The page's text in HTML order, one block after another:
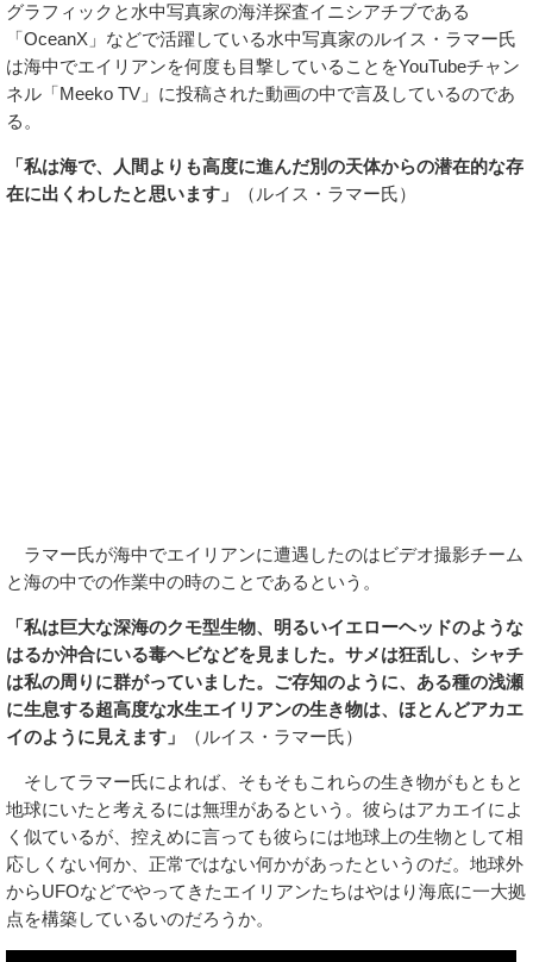
グラフィックと水中写真家の海洋探査イニシアチブである
「OceanX」などで活躍している水中写真家のルイス・ラマー氏
は海中でエイリアンを何度も目撃していることをYouTubeチャン
ネル「Meeko TV」に投稿された動画の中で言及しているのであ
る。
「私は海で、人間よりも高度に進んだ別の天体からの潜在的な存
在に出くわしたと思います」
（ルイス・ラマー氏）
ラマー氏が海中でエイリアンに遭遇したのはビデオ撮影チーム
と海の中での作業中の時のことであるという。
「私は巨大な深海のクモ型生物、明るいイエローヘッドのような
はるか沖合にいる毒ヘビなどを見ました。サメは狂乱し、シャチ
は私の周りに群がっていました。ご存知のように、ある種の浅瀬
に生息する超高度な水生エイリアンの生き物は、ほとんどアカエ
イのように見えます」
（ルイス・ラマー氏）
そしてラマー氏によれば、そもそもこれらの生き物がもともと
地球にいたと考えるには無理があるという。彼らはアカエイによ
く似ているが、控えめに言っても彼らには地球上の生物として相
応しくない何か、正常ではない何かがあったというのだ。地球外
からUFOなどでやってきたエイリアンたちはやはり海底に一大拠
点を構築しているいのだろうか。